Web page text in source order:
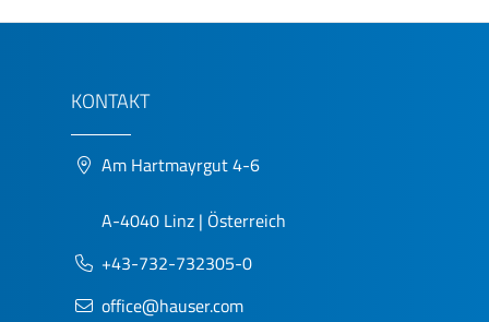
KONTAKT
Am Hartmayrgut 4-6
A-4040 Linz | Österreich
+43-732-732305-0
office@hauser.com